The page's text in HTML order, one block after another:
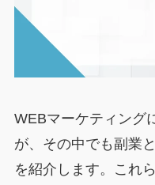
WEBマーケティング
が、その中でも副業
を紹介します。これ